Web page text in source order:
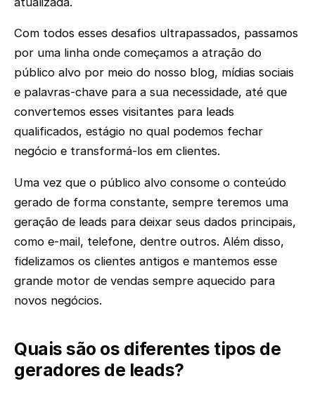
Com todos esses desafios ultrapassados, passamos
por uma linha onde começamos a atração do
público alvo por meio do nosso blog, mídias sociais
e palavras-chave para a sua necessidade, até que
convertemos esses visitantes para leads
qualificados, estágio no qual podemos fechar
negócio e transformá-los em clientes.
Uma vez que o público alvo consome o conteúdo
gerado de forma constante, sempre teremos uma
geração de leads para deixar seus dados principais,
como e-mail, telefone, dentre outros. Além disso,
fidelizamos os clientes antigos e mantemos esse
grande motor de vendas sempre aquecido para
novos negócios.
Quais são os diferentes tipos de
geradores de leads?